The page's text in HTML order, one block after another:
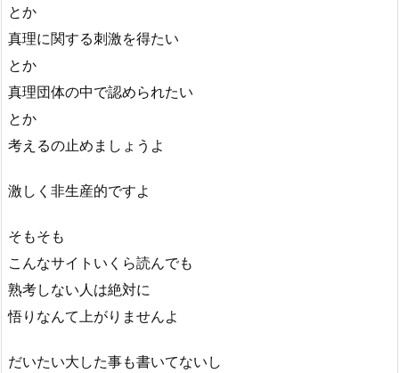
とか
真理に関する刺激を得たい
とか
真理団体の中で認められたい
とか
考えるの止めましょうよ
激しく非生産的ですよ
そもそも
こんなサイトいくら読んでも
熟考しない人は絶対に
悟りなんて上がりませんよ
だいたい大した事も書いてないし